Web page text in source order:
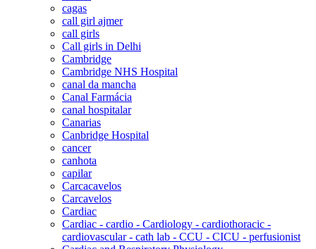
cagas
call girl ajmer
call girls
Call girls in Delhi
Cambridge
Cambridge NHS Hospital
canal da mancha
Canal Farmácia
canal hospitalar
Canarias
Canbridge Hospital
cancer
canhota
capilar
Carcacavelos
Carcavelos
Cardiac
Cardiac - cardio - Cardiology - cardiothoracic -
cardiovascular - cath lab - CCU - CICU - perfusionist